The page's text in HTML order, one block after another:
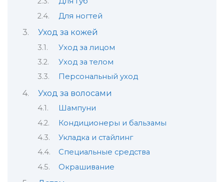
Для ногтей
Уход за кожей
Уход за лицом
Уход за телом
Персональный уход
Уход за волосами
Шампуни
Кондиционеры и бальзамы
Укладка и стайлинг
Специальные средства
Окрашивание